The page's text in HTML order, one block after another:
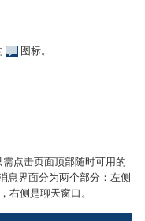
图标。
点击页面顶部随时可用的
息界面分为两个部分：左侧
右侧是聊天窗口。